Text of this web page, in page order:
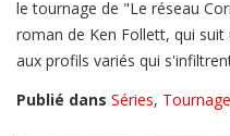
le tournage de "Le réseau
roman de Ken Follett, qui
aux profils variés qui
Publié dans Séries,